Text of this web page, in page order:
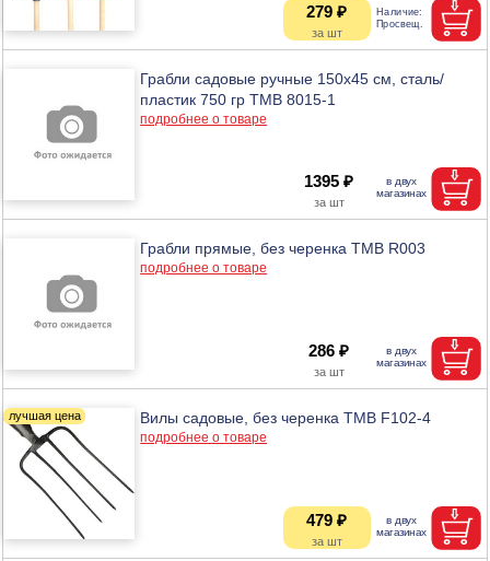
279 ₽
Грабли садовые ручные 150х45 см, сталь/
пластик 750 гр ТМВ 8015-1
подробнее о товаре
1395 ₽
Грабли прямые, без черенка ТМВ R003
подробнее о товаре
286 ₽
Вилы садовые, без черенка ТМВ F102-4
подробнее о товаре
479 ₽